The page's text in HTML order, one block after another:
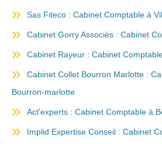
Sas Fiteco : Cabinet Comptable à
Cabinet Gorry Associés : Cabinet
Cabinet Rayeur : Cabinet
Cabinet Collet Bourron Marlotte :
Bourron-marlotte
Act'experts : Cabinet Comptable à
Implid Expertise Conseil : Cabinet